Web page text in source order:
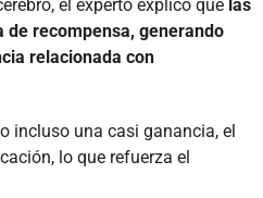
el experto explicó que las
recompensa, generando
relacionada con
incluso una casi ganancia, el
lo que refuerza el